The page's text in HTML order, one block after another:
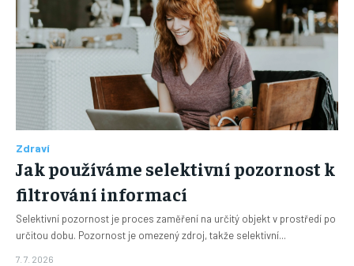
Zdraví
Jak používáme selektivní pozornost k
filtrování informací
Selektivní pozornost je proces zaměření na určitý objekt v prostředí po
určitou dobu. Pozornost je omezený zdroj, takže selektivní...
7. 7. 2026